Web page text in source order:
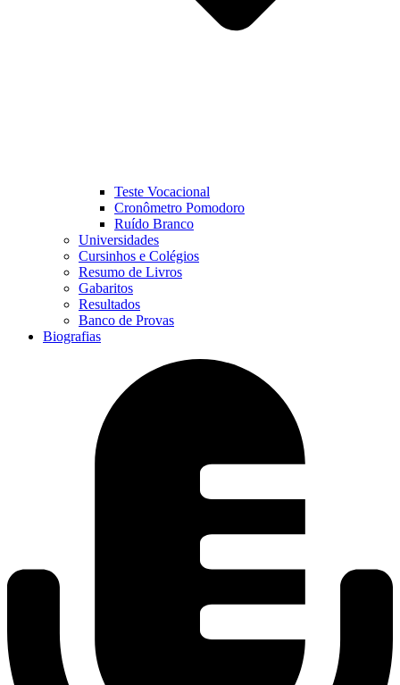
Teste Vocacional
Cronômetro Pomodoro
Ruído Branco
Universidades
Cursinhos e Colégios
Resumo de Livros
Gabaritos
Resultados
Banco de Provas
Biografias